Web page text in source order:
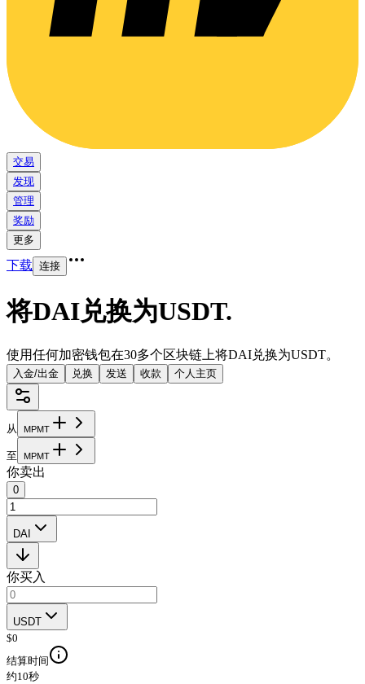
交易
发现
管理
奖励
更多
下载 连接
将DAI兑换为USDT.
使用任何加密钱包在30多个区块链上将DAI兑换为USDT。
入金/出金 兑换 发送 收款 个人主页
从 MPMT
至 MPMT
你卖出
0
DAI
你买入
USDT
$0
结算时间
约10秒